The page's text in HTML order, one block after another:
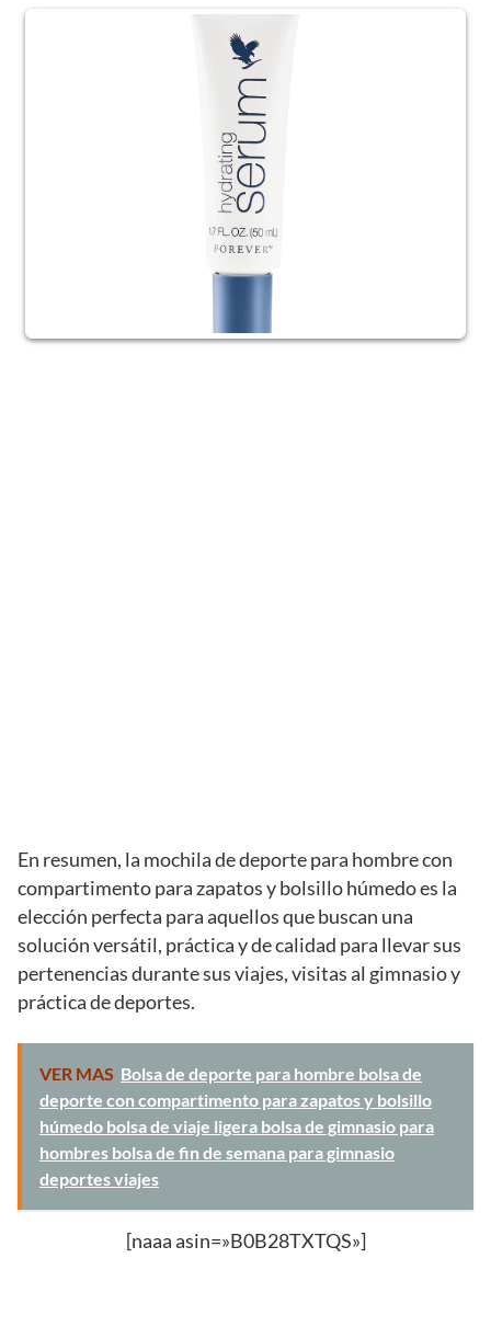
En resumen, la mochila de deporte para hombre con
compartimento para zapatos y bolsillo húmedo es la
elección perfecta para aquellos que buscan una
solución versátil, práctica y de calidad para llevar sus
pertenencias durante sus viajes, visitas al gimnasio y
práctica de deportes.
VER MAS Bolsa de deporte para hombre bolsa de
deporte con compartimento para zapatos y bolsillo
húmedo bolsa de viaje ligera bolsa de gimnasio para
hombres bolsa de fin de semana para gimnasio
deportes viajes
[naaa asin=»B0B28TXTQS»]